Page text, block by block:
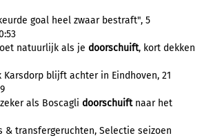
goal heel zwaar bestraft", 5
natuurlijk als je doorschuift, kort dekken
Karsdorp blijft achter in Eindhoven, 21
als Boscagli doorschuiftnaar het
& transfergeruchten, Selectie seizoen